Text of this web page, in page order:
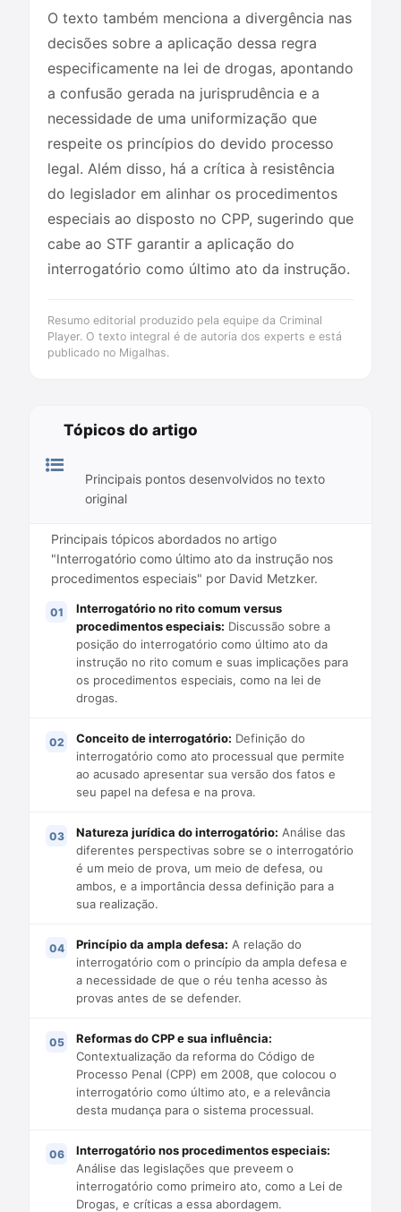
O texto também menciona a divergência nas
decisões sobre a aplicação dessa regra
especificamente na lei de drogas, apontando
a confusão gerada na jurisprudência e a
necessidade de uma uniformização que
respeite os princípios do devido processo
legal. Além disso, há a crítica à resistência
do legislador em alinhar os procedimentos
especiais ao disposto no CPP, sugerindo que
cabe ao STF garantir a aplicação do
interrogatório como último ato da instrução.
Resumo editorial produzido pela equipe da Criminal
Player. O texto integral é de autoria dos experts e está
publicado no Migalhas.
Tópicos do artigo
Principais pontos desenvolvidos no texto
original
Principais tópicos abordados no artigo
"Interrogatório como último ato da instrução nos
procedimentos especiais" por David Metzker.
Interrogatório no rito comum versus
procedimentos especiais: Discussão sobre a
posição do interrogatório como último ato da
instrução no rito comum e suas implicações para
os procedimentos especiais, como na lei de
drogas.
Conceito de interrogatório: Definição do
interrogatório como ato processual que permite
ao acusado apresentar sua versão dos fatos e
seu papel na defesa e na prova.
Natureza jurídica do interrogatório: Análise das
diferentes perspectivas sobre se o interrogatório
é um meio de prova, um meio de defesa, ou
ambos, e a importância dessa definição para a
sua realização.
Princípio da ampla defesa: A relação do
interrogatório com o princípio da ampla defesa e
a necessidade de que o réu tenha acesso às
provas antes de se defender.
Reformas do CPP e sua influência:
Contextualização da reforma do Código de
Processo Penal (CPP) em 2008, que colocou o
interrogatório como último ato, e a relevância
desta mudança para o sistema processual.
Interrogatório nos procedimentos especiais:
Análise das legislações que preveem o
interrogatório como primeiro ato, como a Lei de
Drogas, e críticas a essa abordagem.